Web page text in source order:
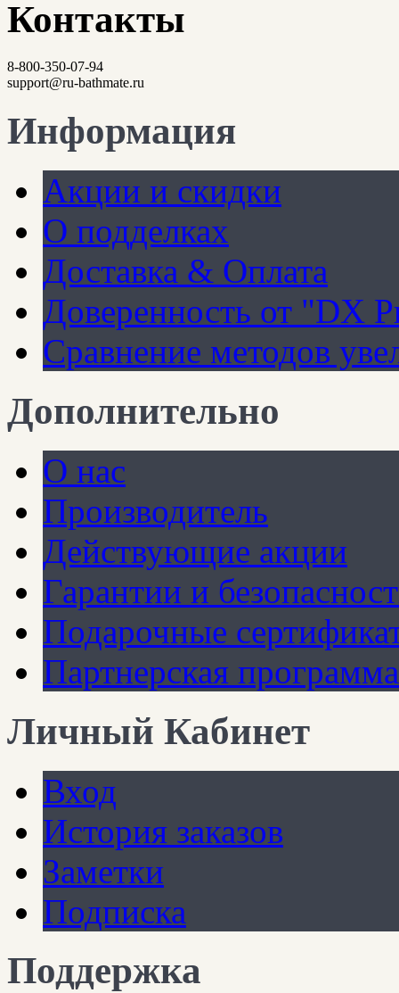
Контакты
8-800-350-07-94
support@ru-bathmate.ru
Информация
Акции и скидки
О подделках
Доставка & Оплата
Доверенность от "DX
Сравнение методов
Дополнительно
О нас
Производитель
Действующие акции
Гарантии и
Подарочные
Партнерская программа
Личный Кабинет
Вход
История заказов
Заметки
Подписка
Поддержка